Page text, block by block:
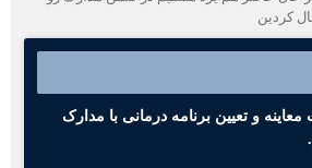
کردین
و تعیین برنامه درمانی با مدارک